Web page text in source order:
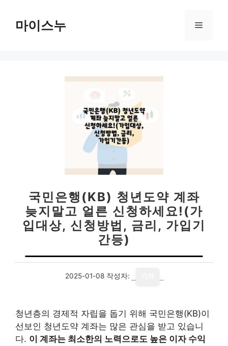
마이스누 메
국민은행(KB) 청년도약 계좌
늦지말고 얼른 신청하세요!(가
입대상, 신청방법, 금리, 가입기
간등)
2025-01-08 작성자:
청년층의 경제적 자립을 돕기 위해 국민은행(KB)이
선보인 청년도약 계좌는 많은 관심을 받고 있습니
다. 이 계좌는 최소한의 노력으로도 높은 이자 수익